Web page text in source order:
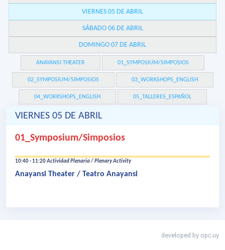
VIERNES 05 DE ABRIL
SÁBADO 06 DE ABRIL
DOMINGO 07 DE ABRIL
ANAYANSI THEATER 01_SYMPOSIUM/SIMPOSIOS
02_SYMPOSIUM/SIMPOSIOS 03_WORKSHOPS_ENGLISH
04_WORKSHOPS_ENGLISH 05_TALLERES_ESPAÑOL
VIERNES 05 DE ABRIL
01_Symposium/Simposios
10:40 - 11:20Actividad Plenaria / Plenary Activity
Anayansi Theater / Teatro Anayansi
developed by opc.uy